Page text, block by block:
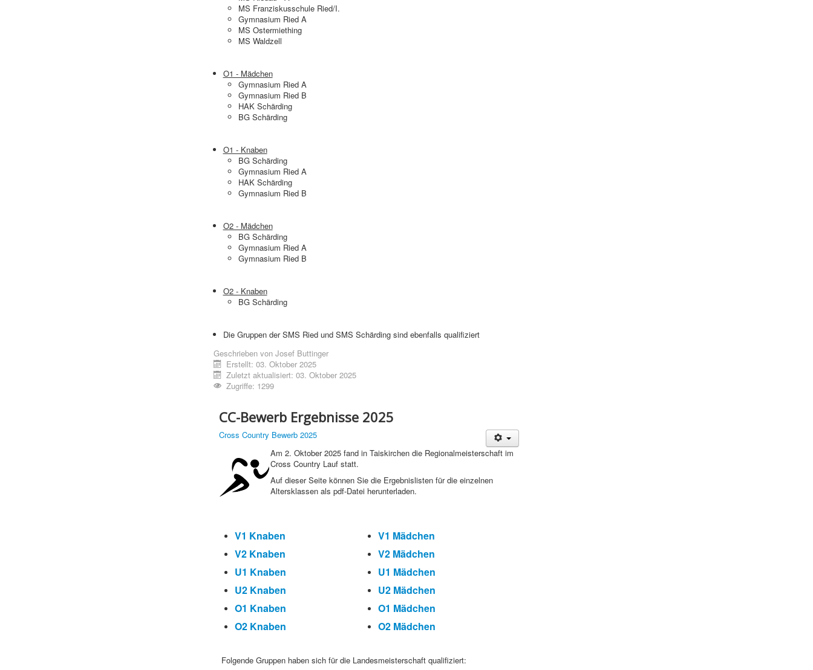
MS Franziskusschule Ried/I.
Gymnasium Ried A
MS Ostermiething
MS Waldzell
O1 - Mädchen
Gymnasium Ried A
Gymnasium Ried B
HAK Schärding
BG Schärding
O1 - Knaben
BG Schärding
Gymnasium Ried A
HAK Schärding
Gymnasium Ried B
O2 - Mädchen
BG Schärding
Gymnasium Ried A
Gymnasium Ried B
O2 - Knaben
BG Schärding
Die Gruppen der SMS Ried und SMS Schärding sind ebenfalls qualifiziert
Geschrieben von Josef Buttinger
Erstellt: 03. Oktober 2025
Zuletzt aktualisiert: 03. Oktober 2025
Zugriffe: 1299
CC-Bewerb Ergebnisse 2025
Cross Country Bewerb 2025
Am 2. Oktober 2025 fand in Taiskirchen die Regionalmeisterschaft im
Cross Country Lauf statt.
Auf dieser Seite können Sie die Ergebnislisten für die einzelnen
Altersklassen als pdf-Datei herunterladen.
V1 Knaben
V1 Mädchen
V2 Knaben
V2 Mädchen
U1 Knaben
U1 Mädchen
U2 Knaben
U2 Mädchen
O1 Knaben
O1 Mädchen
O2 Knaben
O2 Mädchen
Folgende Gruppen haben sich für die Landesmeisterschaft qualifiziert: